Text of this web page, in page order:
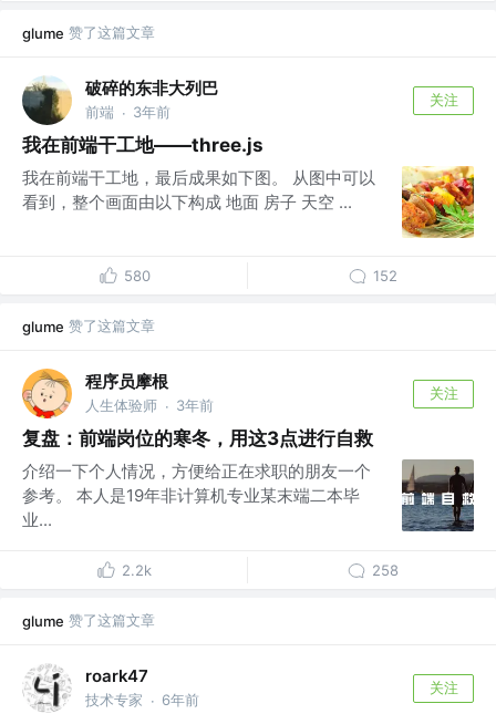
glume 赞了这篇文章
破碎的东非大列巴
前端 · 3年前
关注
我在前端干工地——three.js
我在前端干工地，最后成果如下图。 从图中可以
看到，整个画面由以下构成 地面 房子 天空 ...
580 152
glume 赞了这篇文章
程序员摩根
人生体验师 · 3年前
关注
复盘：前端岗位的寒冬，用这3点进行自救
介绍一下个人情况，方便给正在求职的朋友一个
参考。 本人是19年非计算机专业某末端二本毕
业...
2.2k 258
glume 赞了这篇文章
roark47
技术专家 · 6年前
关注